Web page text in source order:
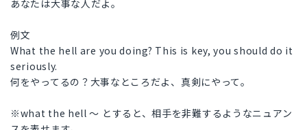
あなたは大事な人だよ。
例文
What the hell are you doing? This is key, you should do it
seriously.
何をやってるの？大事なところだよ、真剣にやって。
※what the hell 〜 とすると、相手を非難するようなニュアン